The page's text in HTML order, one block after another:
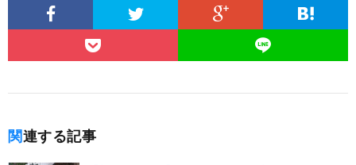
関連する記事